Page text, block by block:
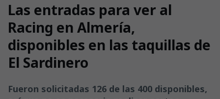
Las entradas para ver al
Racing en Almería,
disponibles en las taquillas de
El Sardinero
Fueron solicitadas 126 de las 400 disponibles,